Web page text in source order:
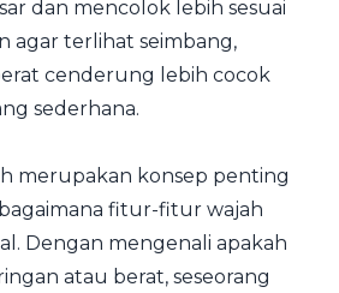
dan mencolok lebih sesuai
agar terlihat seimbang,
cenderung lebih cocok
sederhana.
merupakan konsep penting
fitur-fitur wajah
Dengan mengenali apakah
atau berat, seseorang